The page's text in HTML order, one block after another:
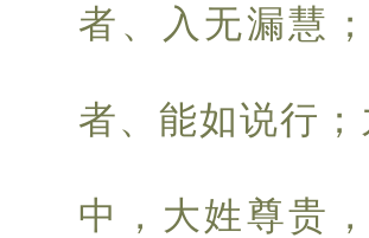
者、入无漏慧
者、能如说行
中，大姓尊贵